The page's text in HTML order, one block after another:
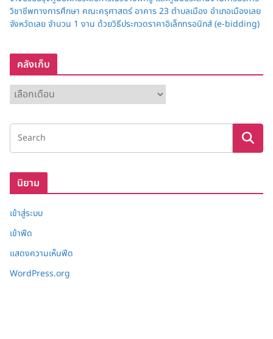
วิชาชีพทางการศึกษา คณะครุศาสตร์ อาคาร 23 ตำบลเมือง อำเภอเมืองเลย
จังหวัดเลย จำนวน 1 งาน ด้วยวิธีประกวดราคาอิเล็กทรอนิกส์ (e-bidding)
คลังเก็บ
ลั
ง
ก็
นิยาม
เข้าสู่ระบบ
เข้าฟีด
แสดงความเห็นฟีด
WordPress.org